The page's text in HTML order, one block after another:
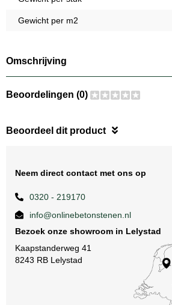
Gewicht per m2
Omschrijving
Beoordelingen (0)
Beoordeel dit product
Neem direct contact met ons op
0320 - 219170
info@onlinebetonstenen.nl
Bezoek onze showroom in Lelystad
Kaapstanderweg 41
8243 RB Lelystad